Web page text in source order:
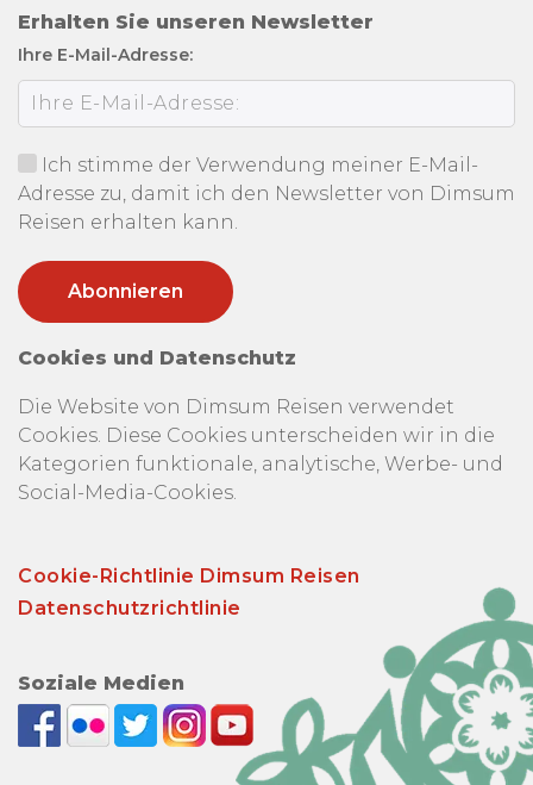
Erhalten Sie unseren Newsletter
Ihre E-Mail-Adresse:
Ich stimme der Verwendung meiner E-Mail-
Adresse zu, damit ich den Newsletter von Dimsum
Reisen erhalten kann.
Cookies und Datenschutz
Die Website von Dimsum Reisen verwendet
Cookies. Diese Cookies unterscheiden wir in die
Kategorien funktionale, analytische, Werbe- und
Social-Media-Cookies.
Cookie-Richtlinie Dimsum Reisen
Datenschutzrichtlinie
Soziale Medien